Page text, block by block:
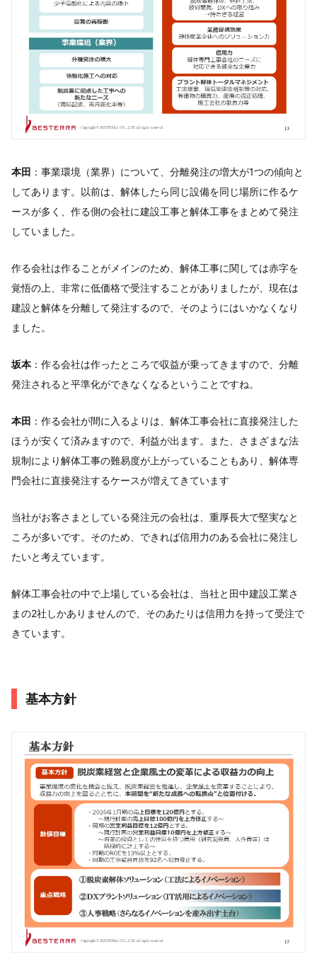
本田 ：事業環境（業界）について、分離発注の増大が1つの傾向と
してあります。以前は、解体したら同じ設備を同じ場所に作るケ
ースが多く、作る側の会社に建設工事と解体工事をまとめて発注
していました。
作る会社は作ることがメインのため、解体工事に関しては赤字を
覚悟の上、非常に低価格で受注することがありましたが、現在は
建設と解体を分離して発注するので、そのようにはいかなくなり
ました。
坂本 ：作る会社は作ったところで収益が乗ってきますので、分離
発注されると平準化ができなくなるということですね。
本田 ：作る会社が間に入るよりは、解体工事会社に直接発注した
ほうが安くて済みますので、利益が出ます。また、さまざまな法
規制により解体工事の難易度が上がっていることもあり、解体専
門会社に直接発注するケースが増えてきています
当社がお客さまとしている発注元の会社は、重厚長大で堅実なと
ころが多いです。そのため、できれば信用力のある会社に発注し
たいと考えています。
解体工事会社の中で上場している会社は、当社と田中建設工業さ
まの2社しかありませんので、そのあたりは信用力を持って受注で
きています。
基本方針